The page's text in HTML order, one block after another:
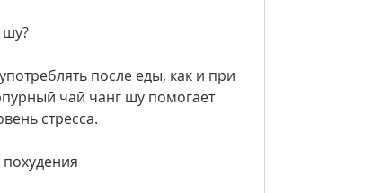
шу?
после еды, как и при
чай чанг шу помогает
стресса.